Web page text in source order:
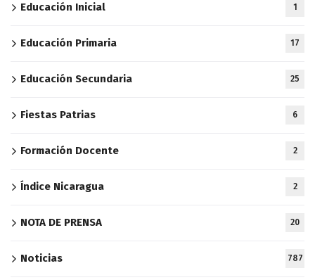
Educación Inicial 1
Educación Primaria 17
Educación Secundaria 25
Fiestas Patrias 6
Formación Docente 2
Índice Nicaragua 2
NOTA DE PRENSA 20
Noticias 787